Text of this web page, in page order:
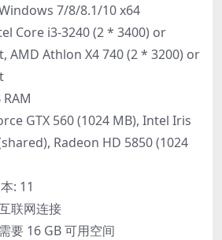
7/8/8.1/10 x64
Core i3-3240 (2 * 3400) or
AMD Athlon X4 740 (2 * 3200) or
RAM
GTX 560 (1024 MB), Intel Iris
Radeon HD 5850 (1024
: 11
联网连接
要 16 GB 可用空间